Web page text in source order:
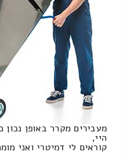
מעבירים מקרר באופן נכון
היי,
קוראים לי דמיטרי ואני